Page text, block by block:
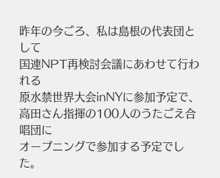
昨年の今ごろ、私は島根の代表団と
して
国連NPT再検討会議にあわせて行わ
れる
原水禁世界大会inNYに参加予定で、
高田さん指揮の100人のうたごえ合
唱団に
オープニングで参加する予定でし
た。